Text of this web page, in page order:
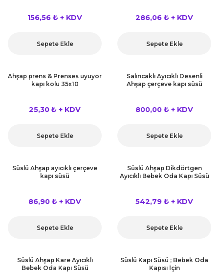
156,56 ₺ + KDV
Sepete Ekle
286,06 ₺ + KDV
Sepete Ekle
Ahşap prens & Prenses uyuyor
kapı kolu 35x10
25,30 ₺ + KDV
Sepete Ekle
Salıncaklı Ayıcıklı Desenli
Ahşap çerçeve kapı süsü
800,00 ₺ + KDV
Sepete Ekle
Süslü Ahşap ayıcıklı çerçeve
kapı süsü
86,90 ₺ + KDV
Sepete Ekle
Süslü Ahşap Dikdörtgen
Ayıcıklı Bebek Oda Kapı Süsü
542,79 ₺ + KDV
Sepete Ekle
Süslü Ahşap Kare Ayıcıklı
Bebek Oda Kapı Süsü
Süslü Kapı Süsü ; Bebek Oda
Kapısı İçin